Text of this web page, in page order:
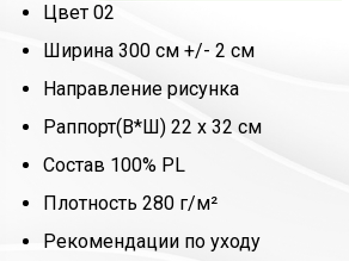
Цвет 02
Ширина 300 см +/- 2 см
Направление рисунка
Раппорт(В*Ш) 22 х 32 см
Состав 100% PL
Плотность 280 г/м²
Рекомендации по уходу